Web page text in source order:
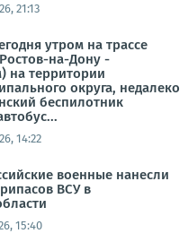
21:13
утром на трассе
на-Дону -
территории
округа, недалеко
беспилотник
14:22
военные нанесли
ВСУ в
15:40